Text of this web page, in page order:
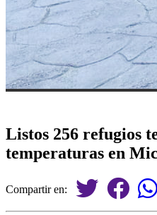
Listos 256 refugios
temperaturas en
Compartir en: